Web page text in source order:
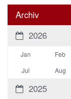
Archiv
2026
Jan Feb
Jul
Aug
2025